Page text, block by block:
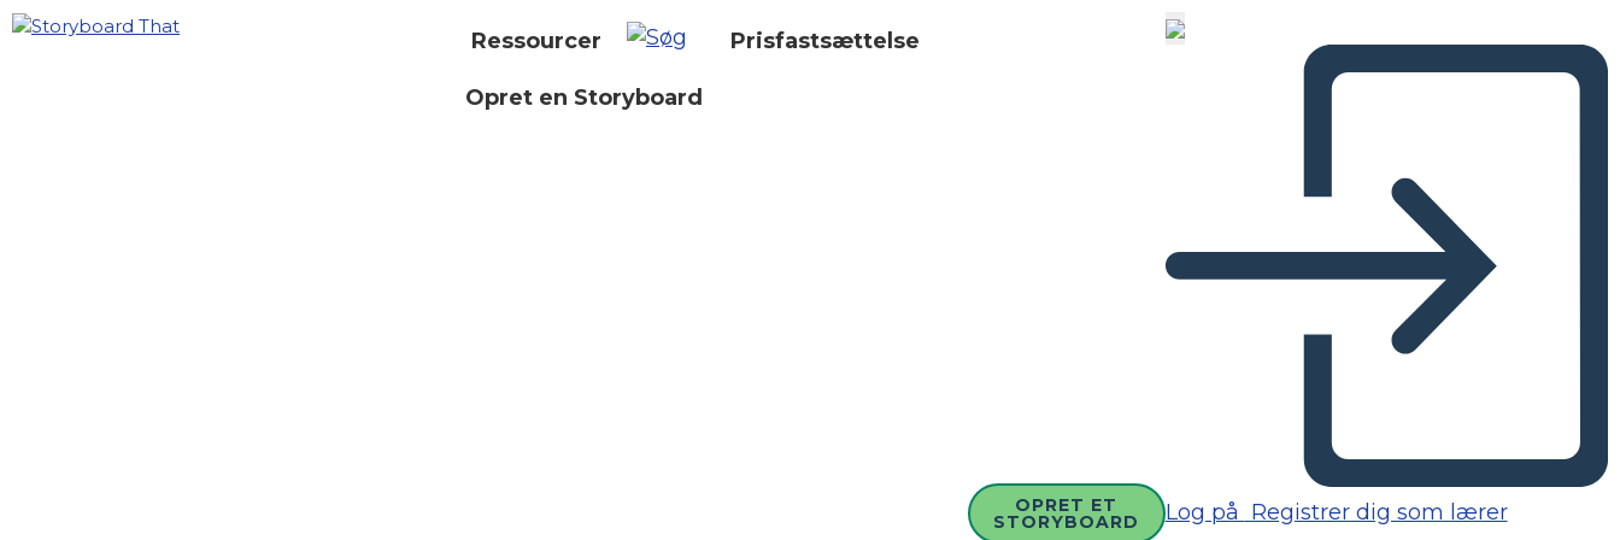
Ressourcer Prisfastsættelse
Opret en Storyboard
OPRET ET
STORYBOARD Log på Registrer dig som lærer